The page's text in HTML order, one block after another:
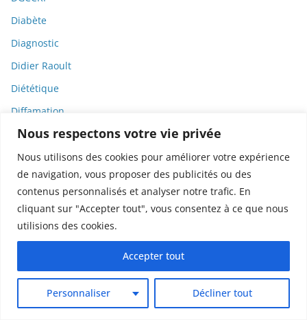
Nous respectons votre vie privée
Nous utilisons des cookies pour améliorer votre expérience
de navigation, vous proposer des publicités ou des
contenus personnalisés et analyser notre trafic. En
cliquant sur "Accepter tout", vous consentez à ce que nous
utilisions des cookies.
Personnaliser Décliner tout
Accepter tout
Diabète
Diagnostic
Didier Raoult
Diététique
Diffamation
Dignité
Diplomatie
Dispositifs médicaux
Dlct
Doctolib
DODGE
Donald Trump